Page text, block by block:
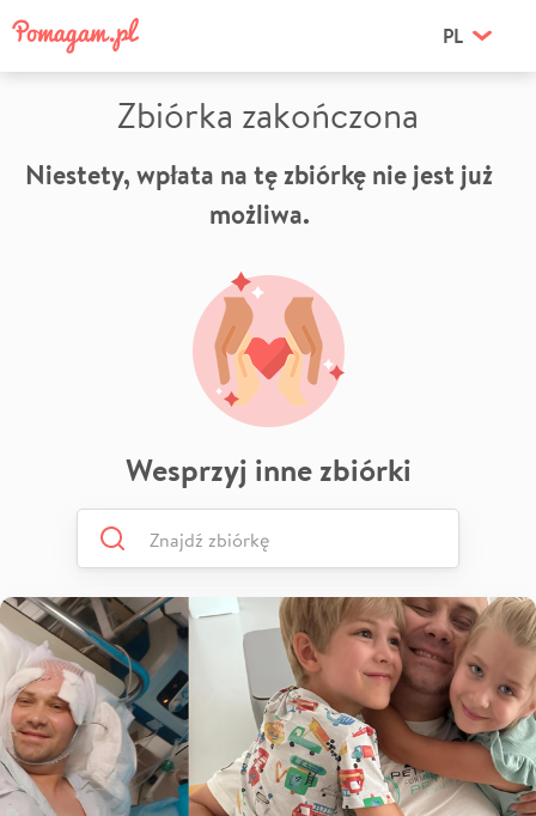
PL
Zbiórka zakończona
Niestety, wpłata na tę zbiórkę nie jest już
możliwa.
Wesprzyj inne zbiórki